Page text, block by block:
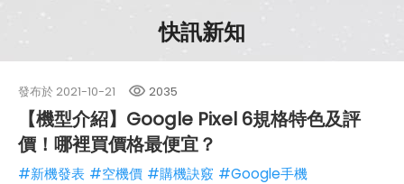
快訊新知
發布於 2021-10-21 2035
【機型介紹】Google Pixel 6規格特色及評
價！哪裡買價格最便宜？
#新機發表 #空機價 #購機訣竅 #Google手機